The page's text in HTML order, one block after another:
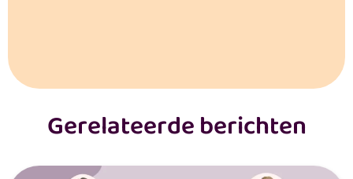
Gerelateerde berichten